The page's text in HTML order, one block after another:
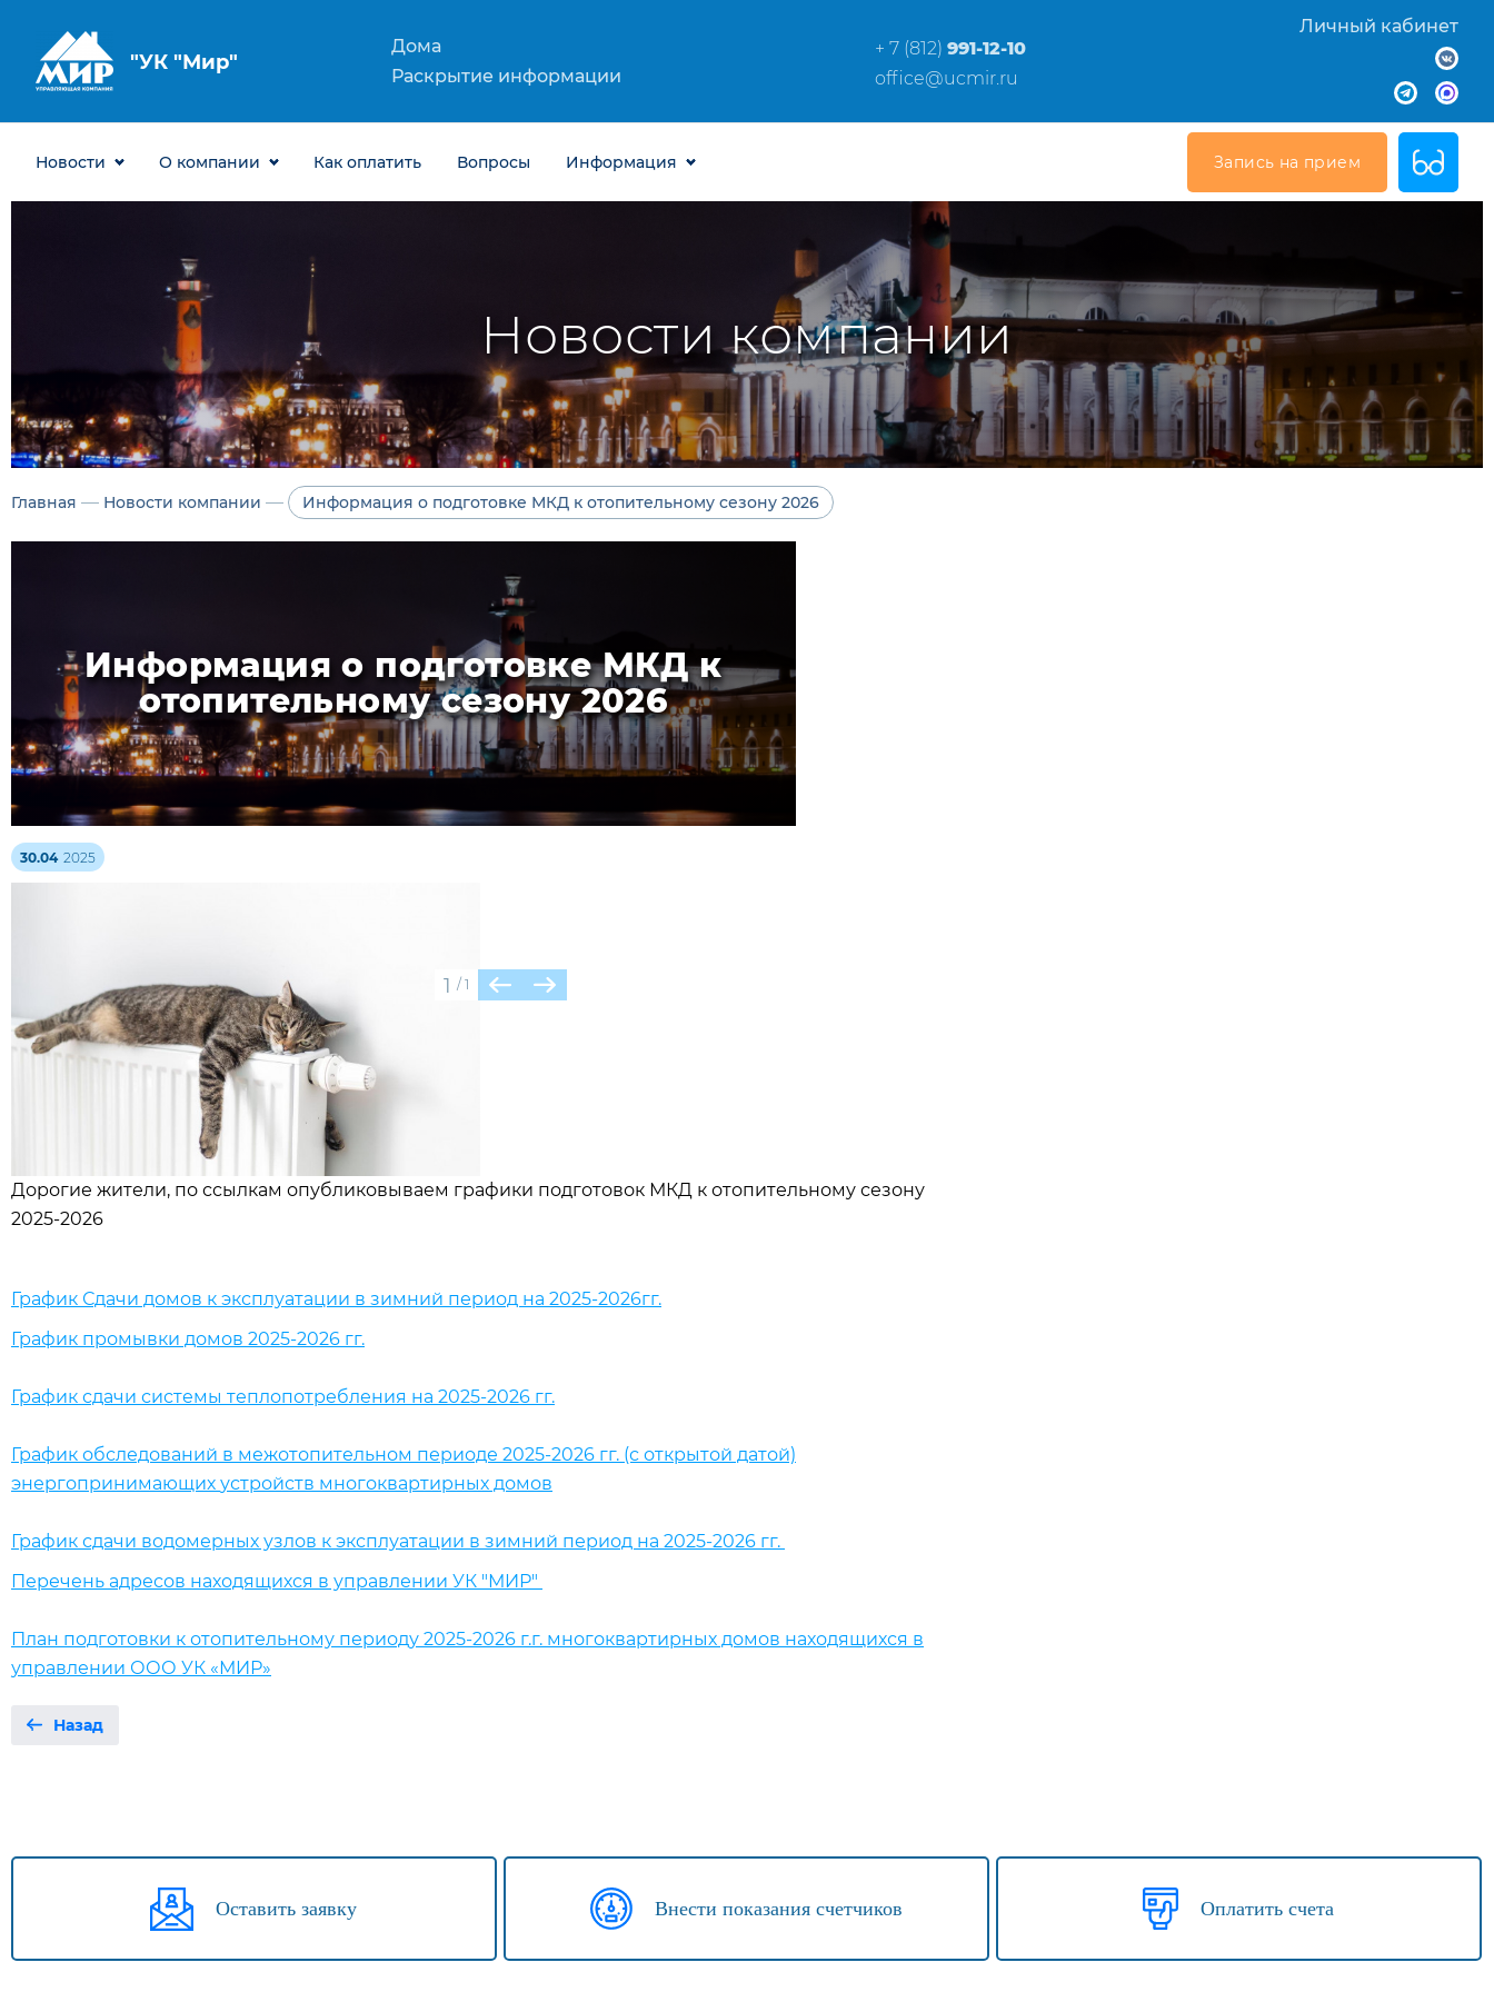
ООО "УК "Мир"
Дома
Раскрытие информации
+ 7 (812) 991-12-10
office@ucmir.ru
Личный кабинет
Новости О компании Как оплатить Вопросы Информация Запись на прием
Новости компании
Главная — Новости компании — Информация о подготовке МКД к отопительному сезону 2026
Информация о подготовке МКД к
отопительному сезону 2026
30.04 2025
1 / 1
Дорогие жители, по ссылкам опубликовываем графики подготовок МКД к отопительному сезону
2025-2026
График Сдачи домов к эксплуатации в зимний период на 2025-2026гг.
График промывки домов 2025-2026 гг.
График сдачи системы теплопотребления на 2025-2026 гг.
График обследований в межотопительном периоде 2025-2026 гг. (с открытой датой)
энергопринимающих устройств многоквартирных домов
График сдачи водомерных узлов к эксплуатации в зимний период на 2025-2026 гг.
Перечень адресов находящихся в управлении УК "МИР"
План подготовки к отопительному периоду 2025-2026 г.г. многоквартирных домов находящихся в
управлении ООО УК «МИР»
Назад
Оставить заявку Внести показания счетчиков Оплатить счета